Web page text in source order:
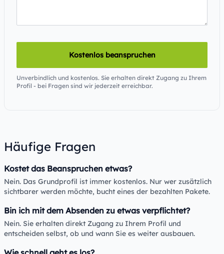
Kostenlos beanspruchen
Unverbindlich und kostenlos. Sie erhalten direkt Zugang zu Ihrem
Profil - bei Fragen sind wir jederzeit erreichbar.
Häufige Fragen
Kostet das Beanspruchen etwas?
Nein. Das Grundprofil ist immer kostenlos. Nur wer zusätzlich
sichtbarer werden möchte, bucht eines der bezahlten Pakete.
Bin ich mit dem Absenden zu etwas verpflichtet?
Nein. Sie erhalten direkt Zugang zu Ihrem Profil und
entscheiden selbst, ob und wann Sie es weiter ausbauen.